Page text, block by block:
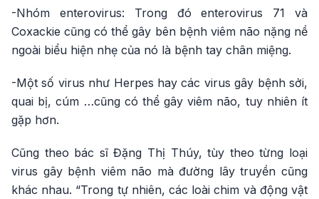
-Nhóm enterovirus: Trong đó enterovirus 71 và
Coxackie cũng có thể gây bên bệnh viêm não nặng nề
ngoài biểu hiện nhẹ của nó là bệnh tay chân miệng.
-Một số virus như Herpes hay các virus gây bệnh sởi,
quai bị, cúm …cũng có thể gây viêm não, tuy nhiên ít
gặp hơn.
Cũng theo bác sĩ Đặng Thị Thúy, tùy theo từng loại
virus gây bệnh viêm não mà đường lây truyền cũng
khác nhau. “Trong tự nhiên, các loài chim và động vật